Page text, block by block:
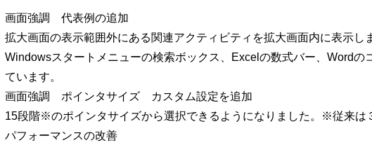
画面強調 代表例の追加
拡大画面の表示範囲外にある関連アクティビティを拡大画面内に表示し
Windowsスタートメニューの検索ボックス、Excelの数式バー、Wordの
ています。
画面強調 ポインタサイズ カスタム設定を追加
15段階※のポインタサイズから選択できるようになりました。※従来は
パフォーマンスの改善